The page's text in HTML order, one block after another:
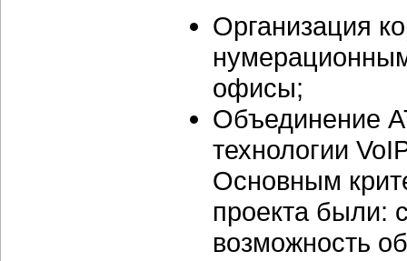
Организация
офисы;
Объединение
технологии
Основным
проекта были:
возможность